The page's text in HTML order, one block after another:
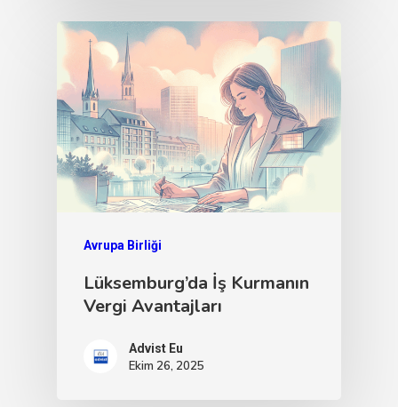
Avrupa Birliği
Lüksemburg’da İş Kurmanın
Vergi Avantajları
Advist Eu
Ekim 26, 2025